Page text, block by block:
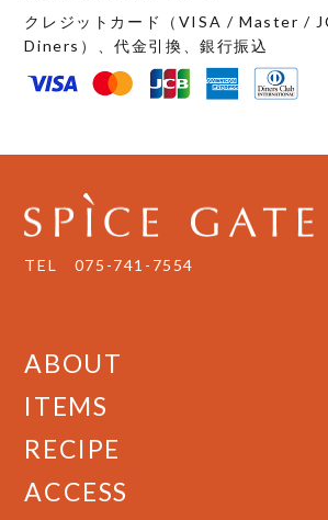
クレジットカード（VISA / Master /
Diners）、代金引換、銀行振込
TEL 075-741-7554
ABOUT
ITEMS
RECIPE
ACCESS